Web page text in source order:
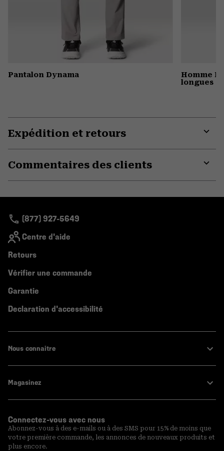
Pantalon Dynama
Homme
longues
Expédition et retours
Commentaires des clients
(877) 927-5649
Centre d'aide
Retours
Vérifier une commande
Garantie
Declaration d'accessibilité
Nous connaitre
Magasinez
Connectez-vous avec nous
Abonnez-vous à des e-mails ou à des SMS pour 15% de moins que
votre première commande, les annonces de nouveaux produits et
plus encore.